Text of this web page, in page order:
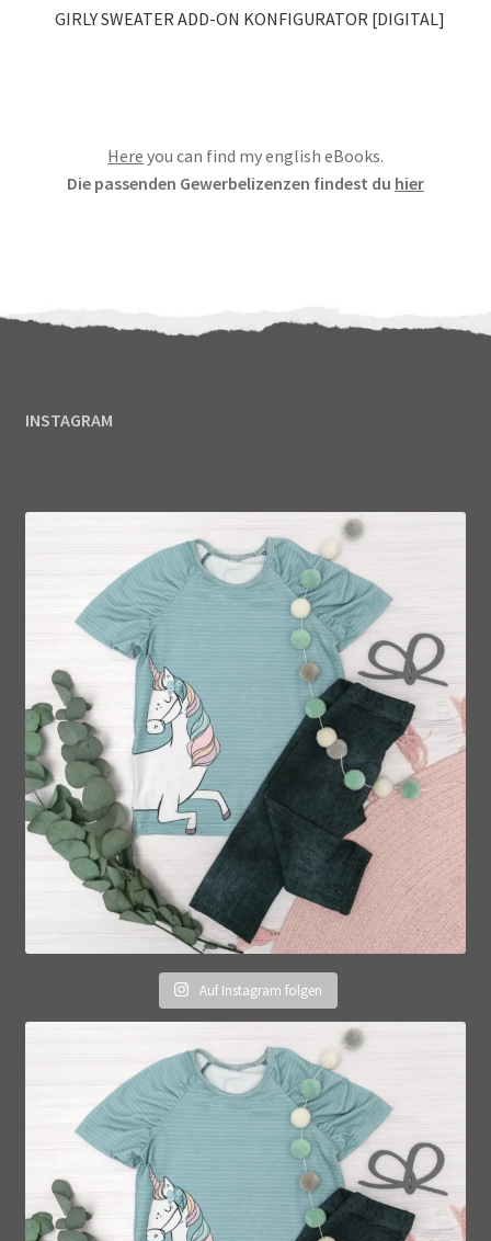
GIRLY SWEATER ADD-ON KONFIGURATOR [DIGITAL]
Here you can find my english eBooks.
Die passenden Gewerbelizenzen findest du hier
INSTAGRAM
Auf Instagram folgen